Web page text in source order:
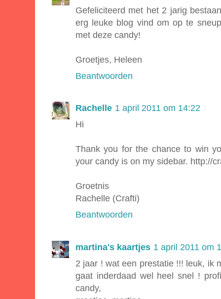
Gefeliciteerd met het 2 jarig
erg leuke blog vind om op te
met deze candy!
Groetjes, Heleen
Beantwoorden
Rachelle 1 april 2011 om 14:22
Hi
Thank you for the chance to win
your candy is on my sidebar. http://
Groetnis
Rachelle (Crafti)
Beantwoorden
martina's kaartjes 1 april 2011 om
2 jaar ! wat een prestatie !!! leuk, ik
gaat inderdaad wel heel snel !
candy,